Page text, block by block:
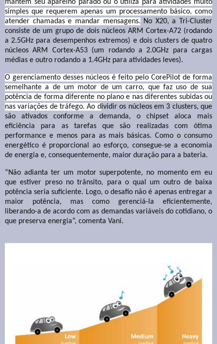
mantém seu aparelho parado ou o utiliza para atividades muito
simples que requerem apenas um processamento básico, como
atender chamadas e mandar mensagens. No X20, a Tri-Cluster
consiste de um grupo de dois núcleos ARM Cortex-A72 (rodando
a 2.5GHz para desempenhos extremos) e dois clusters de quatro
núcleos ARM Cortex-A53 (um rodando a 2.0GHz para cargas
médias e outro rodando a 1.4GHz para atividades leves).
O gerenciamento desses núcleos é feito pelo CorePilot de forma
semelhante a de um motor de um carro, que faz uso de sua
potência de forma diferente no plano e nas diferentes subidas ou
nas variações de tráfego. Ao dividir os núcleos em 3 clusters, que
são ativados conforme a demanda, o chipset aloca mais
eficiência para as tarefas que são realizadas com ótima
performance e menos para as mais básicas. Como o consumo
energético é proporcional ao esforço, consegue-se a economia
de energia e, consequentemente, maior duração para a bateria.
“Não adianta ter um motor superpotente, no momento em eu
que estiver preso no trânsito, para o qual um outro de baixa
potência seria suficiente. Logo, o desafio não é apenas entregar a
maior potência, mas como gerenciá-la eficientemente,
liberando-a de acordo com as demandas variáveis do cotidiano, o
que preserva energia”, comenta Vani.